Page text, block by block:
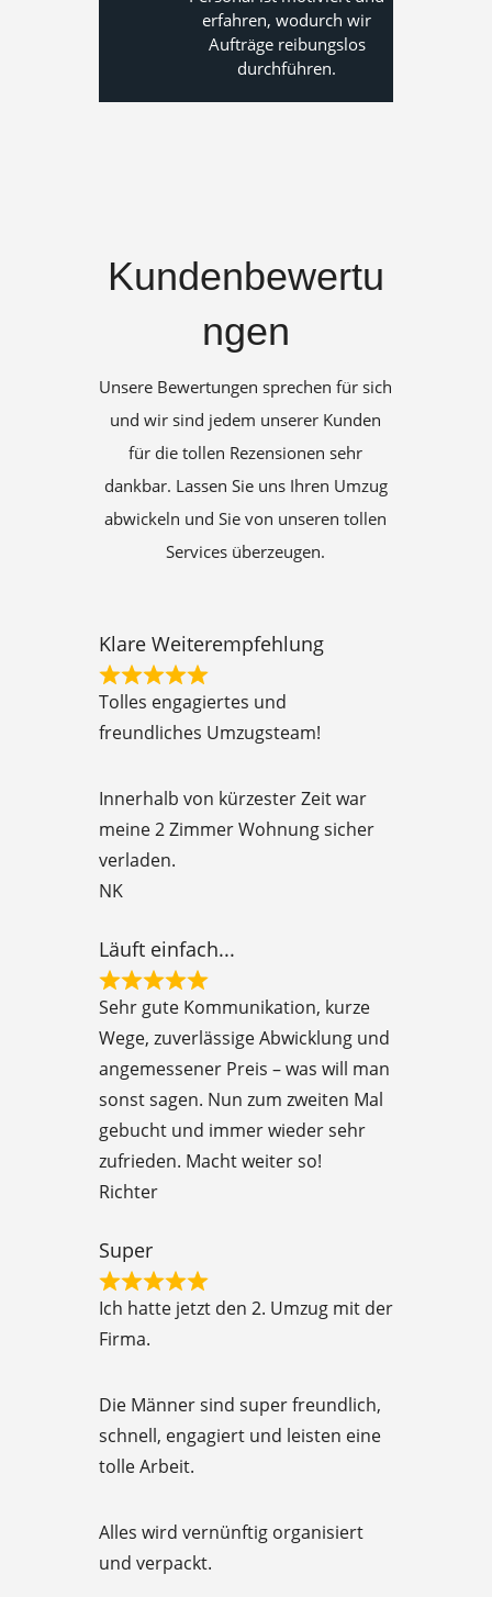
erfahren, wodurch wir
Aufträge reibungslos
durchführen.
Kundenbewertu
ngen
Unsere Bewertungen sprechen für sich
und wir sind jedem unserer Kunden
für die tollen Rezensionen sehr
dankbar. Lassen Sie uns Ihren Umzug
abwickeln und Sie von unseren tollen
Services überzeugen.
Klare Weiterempfehlung
R
a
d
5
o
o
Tolles engagiertes und
freundliches Umzugsteam!
Innerhalb von kürzester Zeit war
meine 2 Zimmer Wohnung sicher
verladen.
NK
Läuft einfach...
R
d
5
t
o
f
Sehr gute Kommunikation, kurze
Wege, zuverlässige Abwicklung und
angemessener Preis – was will man
sonst sagen. Nun zum zweiten Mal
gebucht und immer wieder sehr
zufrieden. Macht weiter so!
Richter
Super
R
d
5
o
t
o
Ich hatte jetzt den 2. Umzug mit der
Firma.
Die Männer sind super freundlich,
schnell, engagiert und leisten eine
tolle Arbeit.
Alles wird vernünftig organisiert
und verpackt.